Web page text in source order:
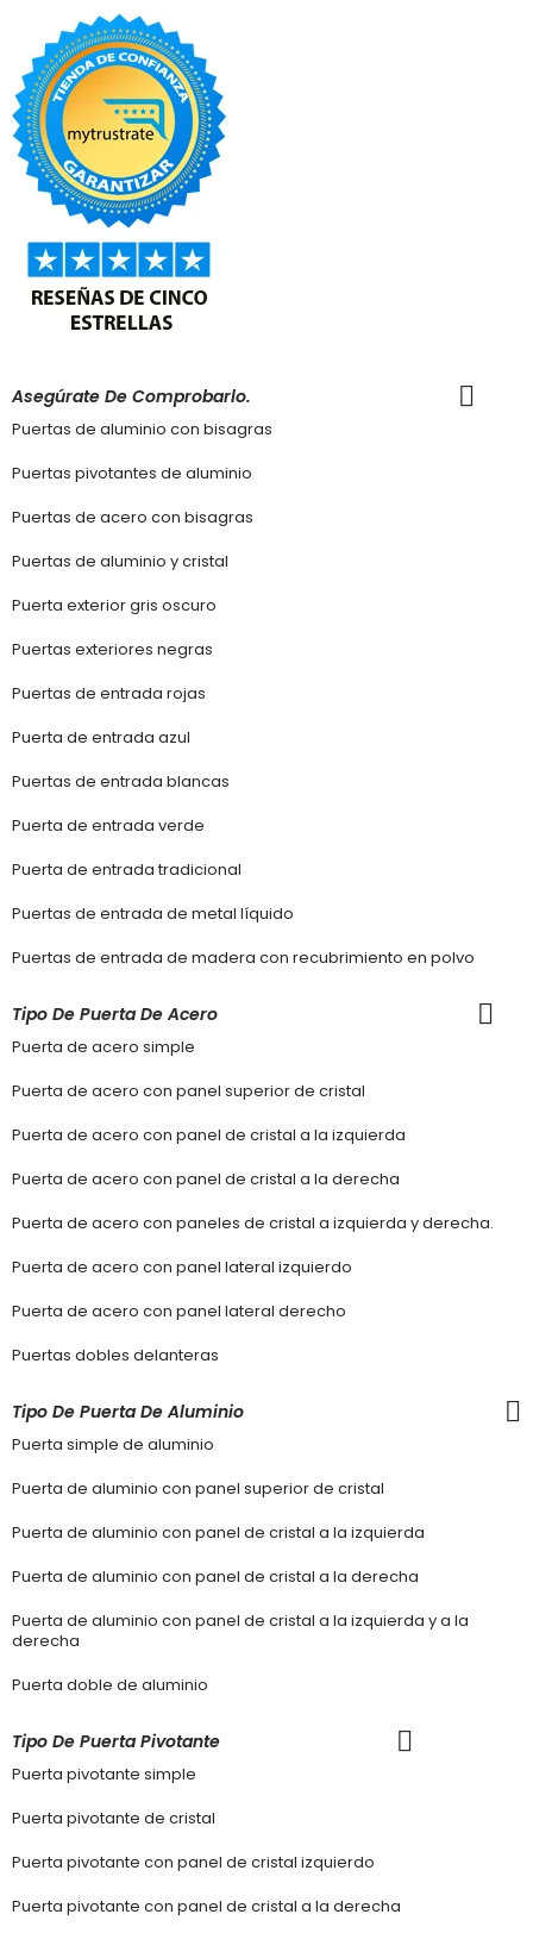
Asegúrate De Comprobarlo.
Puertas de aluminio con bisagras
Puertas pivotantes de aluminio
Puertas de acero con bisagras
Puertas de aluminio y cristal
Puerta exterior gris oscuro
Puertas exteriores negras
Puertas de entrada rojas
Puerta de entrada azul
Puertas de entrada blancas
Puerta de entrada verde
Puerta de entrada tradicional
Puertas de entrada de metal líquido
Puertas de entrada de madera con recubrimiento en polvo
Tipo De Puerta De Acero
Puerta de acero simple
Puerta de acero con panel superior de cristal
Puerta de acero con panel de cristal a la izquierda
Puerta de acero con panel de cristal a la derecha
Puerta de acero con paneles de cristal a izquierda y derecha.
Puerta de acero con panel lateral izquierdo
Puerta de acero con panel lateral derecho
Puertas dobles delanteras
Tipo De Puerta De Aluminio
Puerta simple de aluminio
Puerta de aluminio con panel superior de cristal
Puerta de aluminio con panel de cristal a la izquierda
Puerta de aluminio con panel de cristal a la derecha
Puerta de aluminio con panel de cristal a la izquierda y a la
derecha
Puerta doble de aluminio
Tipo De Puerta Pivotante
Puerta pivotante simple
Puerta pivotante de cristal
Puerta pivotante con panel de cristal izquierdo
Puerta pivotante con panel de cristal a la derecha